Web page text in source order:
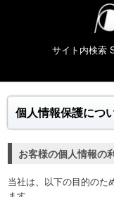
サイト内検索
個人情報保護につ
お客様の個人情報の
当社は、以下の目的のた